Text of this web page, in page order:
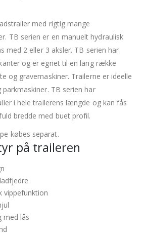
med rigtig mange
TB serien er en manuelt hydraulisk
med 2 eller 3 aksler. TB serien har
og er egnet til en lang række
og gravemaskiner. Trailerne er ideelle
TB serien har
i hele trailerens længde og kan fås
bredde med buet profil.
købes separat.
på traileren
vippefunktion
med lås